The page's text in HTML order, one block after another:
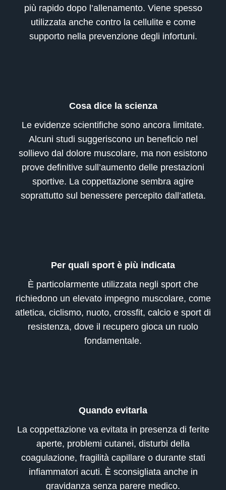
più rapido dopo l’allenamento. Viene spesso
utilizzata anche contro la cellulite e come
supporto nella prevenzione degli infortuni.
Cosa dice la scienza
Le evidenze scientifiche sono ancora limitate.
Alcuni studi suggeriscono un beneficio nel
sollievo dal dolore muscolare, ma non esistono
prove definitive sull’aumento delle prestazioni
sportive. La coppettazione sembra agire
soprattutto sul benessere percepito dall’atleta.
Per quali sport è più indicata
È particolarmente utilizzata negli sport che
richiedono un elevato impegno muscolare, come
atletica, ciclismo, nuoto, crossfit, calcio e sport di
resistenza, dove il recupero gioca un ruolo
fondamentale.
Quando evitarla
La coppettazione va evitata in presenza di ferite
aperte, problemi cutanei, disturbi della
coagulazione, fragilità capillare o durante stati
infiammatori acuti. È sconsigliata anche in
gravidanza senza parere medico.